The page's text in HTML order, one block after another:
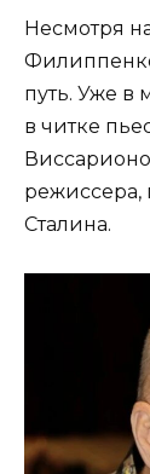
Несмотря
путь. Уже в
в читке
Сталина.